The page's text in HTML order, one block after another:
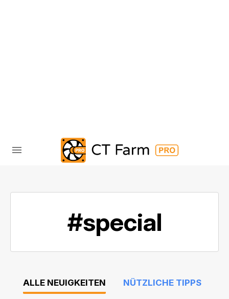
#special
ALLE NEUIGKEITEN NÜTZLICHE TIPPS